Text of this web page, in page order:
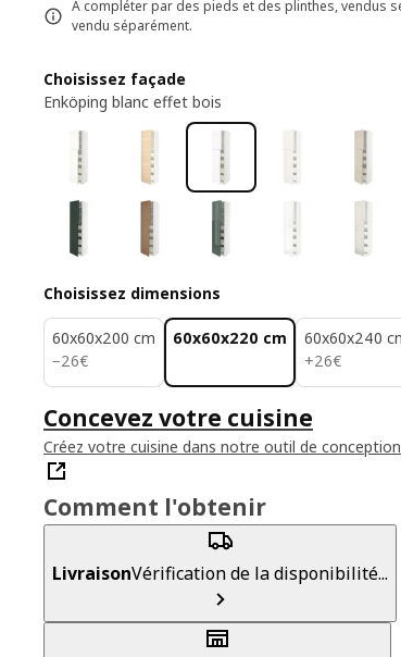
À compléter par des pieds et des plinthes, vendus
vendu séparément.
Choisissez façade
Enköping blanc effet bois
Choisissez dimensions
60x60x200 cm
−26€
26€
60x60x220 cm
60x60x240
+26€
26€
Concevez votre cuisine
Créez votre cuisine dans notre outil de conception
Comment l'obtenir
LivraisonVérification de la disponibilité...